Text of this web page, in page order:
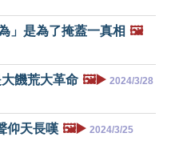
」是為了掩蓋一真相 🖼️
饑荒大革命 🖼️▶️ 2024/3/28
仰天長嘆 🖼️▶️ 2024/3/25